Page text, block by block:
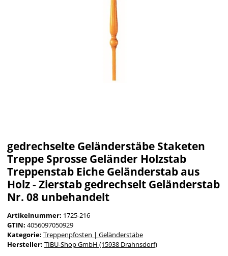
gedrechselte Geländerstäbe Staketen
Treppe Sprosse Geländer Holzstab
Treppenstab Eiche Geländerstab aus
Holz - Zierstab gedrechselt Geländerstab
Nr. 08 unbehandelt
Artikelnummer: 1725-216
GTIN: 4056097050929
Kategorie: Treppenpfosten | Geländerstäbe
Hersteller: TIBU-Shop GmbH (15938 Drahnsdorf)